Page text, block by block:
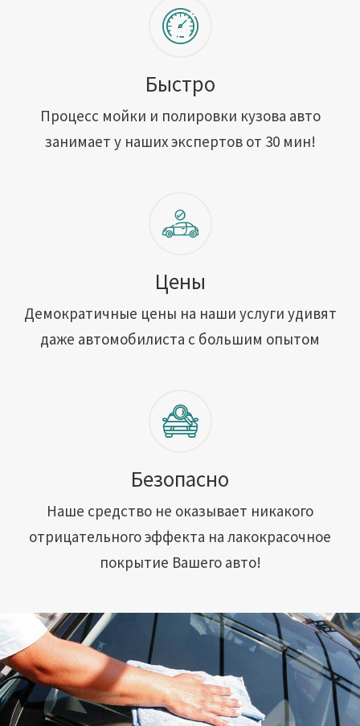
Быстро
Процесс мойки и полировки кузова авто
занимает у наших экспертов от 30 мин!
Цены
Демократичные цены на наши услуги удивят
даже автомобилиста с большим опытом
Безопасно
Наше средство не оказывает никакого
отрицательного эффекта на лакокрасочное
покрытие Вашего авто!